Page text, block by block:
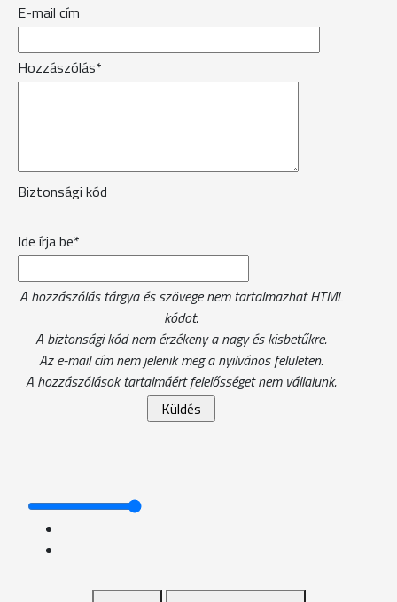
E-mail cím
Hozzászólás*
Biztonsági kód
Ide írja be*
A hozzászólás tárgya és szövege nem tartalmazhat HTML
kódot.
A biztonsági kód nem érzékeny a nagy és kisbetűkre.
Az e-mail cím nem jelenik meg a nyilvános felületen.
A hozzászólások tartalmáért felelősséget nem vállalunk.